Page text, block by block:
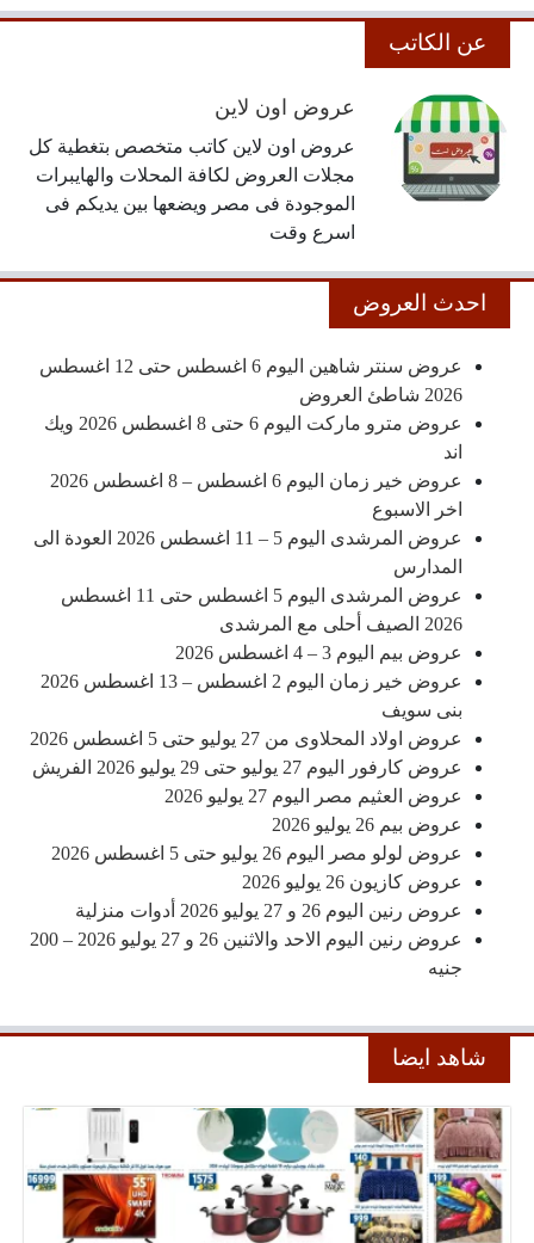
عن الكاتب
عروض اون لاين
عروض اون لاين كاتب متخصص بتغطية كل
مجلات العروض لكافة المحلات والهايبرات
الموجودة فى مصر ويضعها بين يديكم فى
اسرع وقت
احدث العروض
عروض سنتر شاهين اليوم 6 اغسطس حتى 12 اغسطس
2026 شاطئ العروض
عروض مترو ماركت اليوم 6 حتى 8 اغسطس 2026 ويك
اند
عروض خير زمان اليوم 6 اغسطس – 8 اغسطس 2026
اخر الاسبوع
عروض المرشدى اليوم 5 – 11 اغسطس 2026 العودة الى
المدارس
عروض المرشدى اليوم 5 اغسطس حتى 11 اغسطس
2026 الصيف أحلى مع المرشدى
عروض بيم اليوم 3 – 4 اغسطس 2026
عروض خير زمان اليوم 2 اغسطس – 13 اغسطس 2026
بنى سويف
عروض اولاد المحلاوى من 27 يوليو حتى 5 اغسطس 2026
عروض كارفور اليوم 27 يوليو حتى 29 يوليو 2026 الفريش
عروض العثيم مصر اليوم 27 يوليو 2026
عروض بيم 26 يوليو 2026
عروض لولو مصر اليوم 26 يوليو حتى 5 اغسطس 2026
عروض كازيون 26 يوليو 2026
عروض رنين اليوم 26 و 27 يوليو 2026 أدوات منزلية
عروض رنين اليوم الاحد والاثنين 26 و 27 يوليو 2026 – 200
جنيه
شاهد ايضا